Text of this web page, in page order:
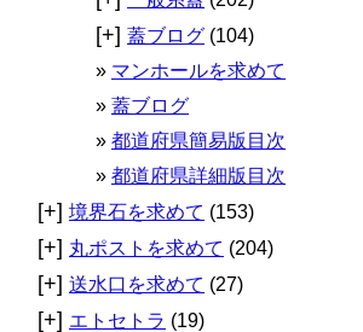
[+] 蓋ブログ (104)
マンホールを求めて
蓋ブログ
都道府県簡易版目次
都道府県詳細版目次
[+] 境界石を求めて (153)
[+] 丸ポストを求めて (204)
[+] 送水口を求めて (27)
[+] エトセトラ (19)